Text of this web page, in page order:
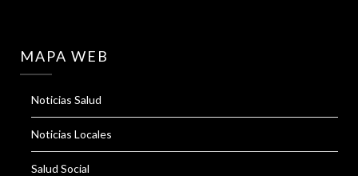
MAPA WEB
Noticias Salud
Noticias Locales
Salud Social